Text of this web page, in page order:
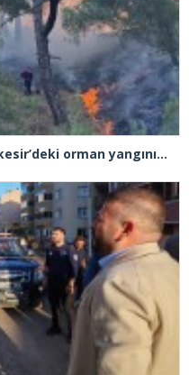
Pendik Belediyesi ekipleri Balıkesir’deki orman yangınına müdahale ediyor